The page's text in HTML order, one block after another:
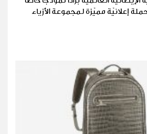
إعلانيّة مميّزة لمجموعة الأزياء